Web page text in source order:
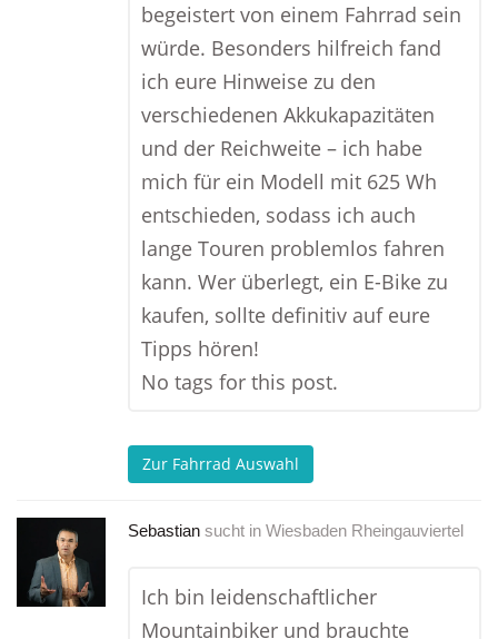
begeistert von einem Fahrrad sein
würde. Besonders hilfreich fand
ich eure Hinweise zu den
verschiedenen Akkukapazitäten
und der Reichweite – ich habe
mich für ein Modell mit 625 Wh
entschieden, sodass ich auch
lange Touren problemlos fahren
kann. Wer überlegt, ein E-Bike zu
kaufen, sollte definitiv auf eure
Tipps hören!
No tags for this post.
Zur Fahrrad Auswahl
Sebastian sucht in Wiesbaden Rheingauviertel
Ich bin leidenschaftlicher
Mountainbiker und brauchte